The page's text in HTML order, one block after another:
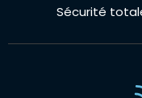
Sécurité